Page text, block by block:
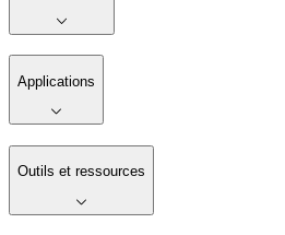
Applications
Outils et ressources